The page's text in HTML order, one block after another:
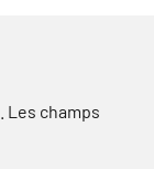
Les champs